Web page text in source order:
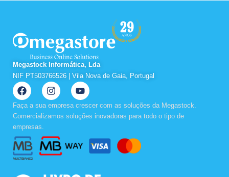
Megastock Informática, Lda
NIF PT503766526 | Vila Nova de Gaia, Portugal
F
a
c
e
o
o
k
I
n
s
t
r
a
m
Y
o
u
t
u
e
Faça a sua empresa crescer com as soluções da Megastock.
Comercializamos soluções inovadoras para todo o tipo de
empresas.